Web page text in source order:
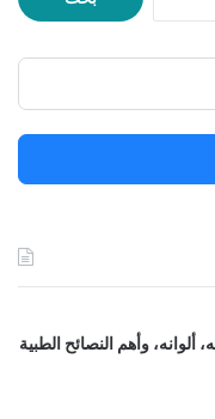
ح
ع
ن
ألوانه، وأهم النصائح الطبية